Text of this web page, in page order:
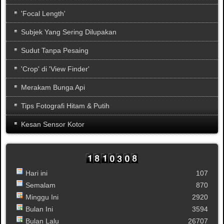
'Focal Length'
Subjek Yang Sering Dilupakan
Sudut Tanpa Pesaing
'Crop' di 'View Finder'
Merakam Bunga Api
Tips Fotografi Hitam & Putih
Kesan Sensor Kotor
Hari ini
Semalam
Minggu Ini
Bulan Ini
Bulan Lalu
107
870
2920
3594
26707